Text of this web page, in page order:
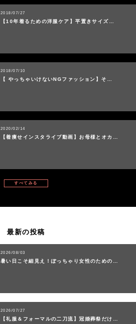
2018/07/27
【10年着るための洋服ケア】平置きサイズ…
2018/07/10
【 やっちゃいけないNGファッション】そ…
2020/02/14
【着痩せインスタライブ動画】お母様とオカ…
すべてみる
最新の投稿
2026/08/03
暑い日こそ細見え！ぽっちゃり女性のための…
2026/07/27
【礼服＆フォーマルの二刀流】冠婚葬祭だけ…